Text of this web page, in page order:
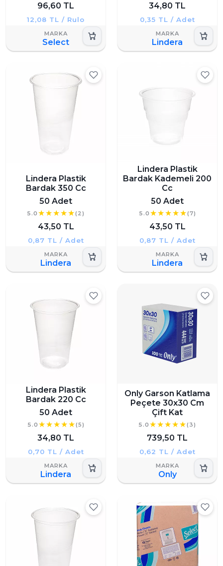
96,60 TL
12,08 TL / Rulo
Select
34,80 TL
0,35 TL / Adet
Lindera
Lindera Plastik
Bardak 350 Cc
50 Adet
5.0 (2)
43,50 TL
0,87 TL / Adet
Lindera
Lindera Plastik
Bardak Kademeli 200
Cc
50 Adet
5.0 (7)
43,50 TL
0,87 TL / Adet
Lindera
Lindera Plastik
Bardak 220 Cc
50 Adet
5.0 (5)
34,80 TL
0,70 TL / Adet
Lindera
Only Garson Katlama
Peçete 30x30 Cm
Çift Kat
5.0 (3)
739,50 TL
0,62 TL / Adet
Only